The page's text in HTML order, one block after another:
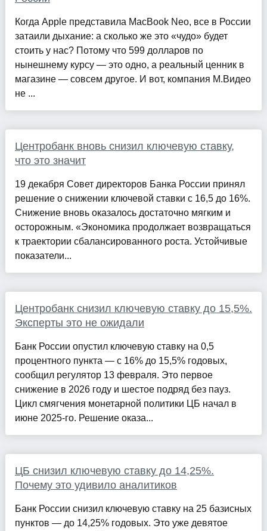
Когда Apple представила MacBook Neo, все в России
затаили дыхание: а сколько же это «чудо» будет
стоить у нас? Потому что 599 долларов по
нынешнему курсу — это одно, а реальный ценник в
магазине — совсем другое. И вот, компания М.Видео
не ...
Центробанк вновь снизил ключевую ставку,
что это значит
19 декабря Совет директоров Банка России принял
решение о снижении ключевой ставки с 16,5 до 16%.
Снижение вновь оказалось достаточно мягким и
осторожным. «Экономика продолжает возвращаться
к траектории сбалансированного роста. Устойчивые
показатели...
Центробанк снизил ключевую ставку до 15,5%.
Эксперты это не ожидали
Банк России опустил ключевую ставку на 0,5
процентного пункта — с 16% до 15,5% годовых,
сообщил регулятор 13 февраля. Это первое
снижение в 2026 году и шестое подряд без пауз.
Цикл смягчения монетарной политики ЦБ начал в
июне 2025-го. Решение оказа...
ЦБ снизил ключевую ставку до 14,25%.
Почему это удивило аналитиков
Банк России снизил ключевую ставку на 25 базисных
пунктов — до 14,25% годовых. Это уже девятое